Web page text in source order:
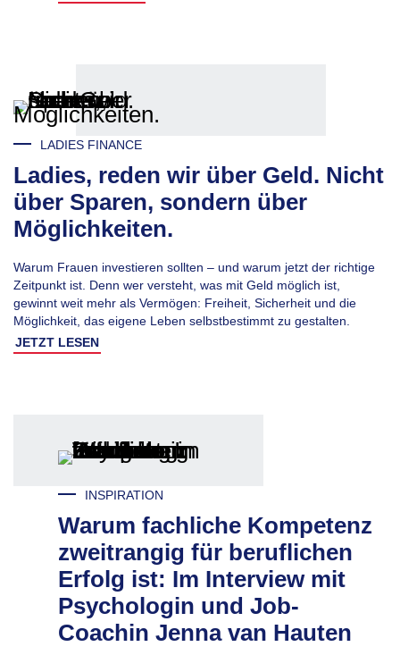
LADIES FINANCE
Ladies, reden wir über Geld. Nicht
über Sparen, sondern über
Möglichkeiten.
Warum Frauen investieren sollten – und warum jetzt der richtige
Zeitpunkt ist. Denn wer versteht, was mit Geld möglich ist,
gewinnt weit mehr als Vermögen: Freiheit, Sicherheit und die
Möglichkeit, das eigene Leben selbstbestimmt zu gestalten.
JETZT LESEN
INSPIRATION
Warum fachliche Kompetenz
zweitrangig für beruflichen
Erfolg ist: Im Interview mit
Psychologin und Job-
Coachin Jenna van Hauten